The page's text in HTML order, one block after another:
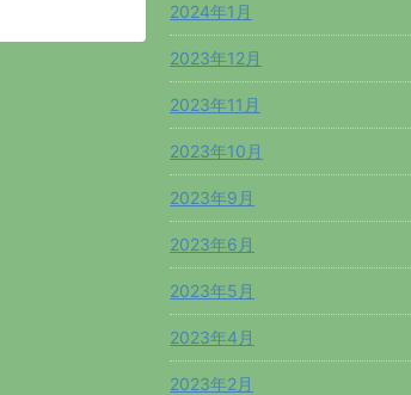
2024年1月
2023年12月
2023年11月
2023年10月
2023年9月
2023年6月
2023年5月
2023年4月
2023年2月